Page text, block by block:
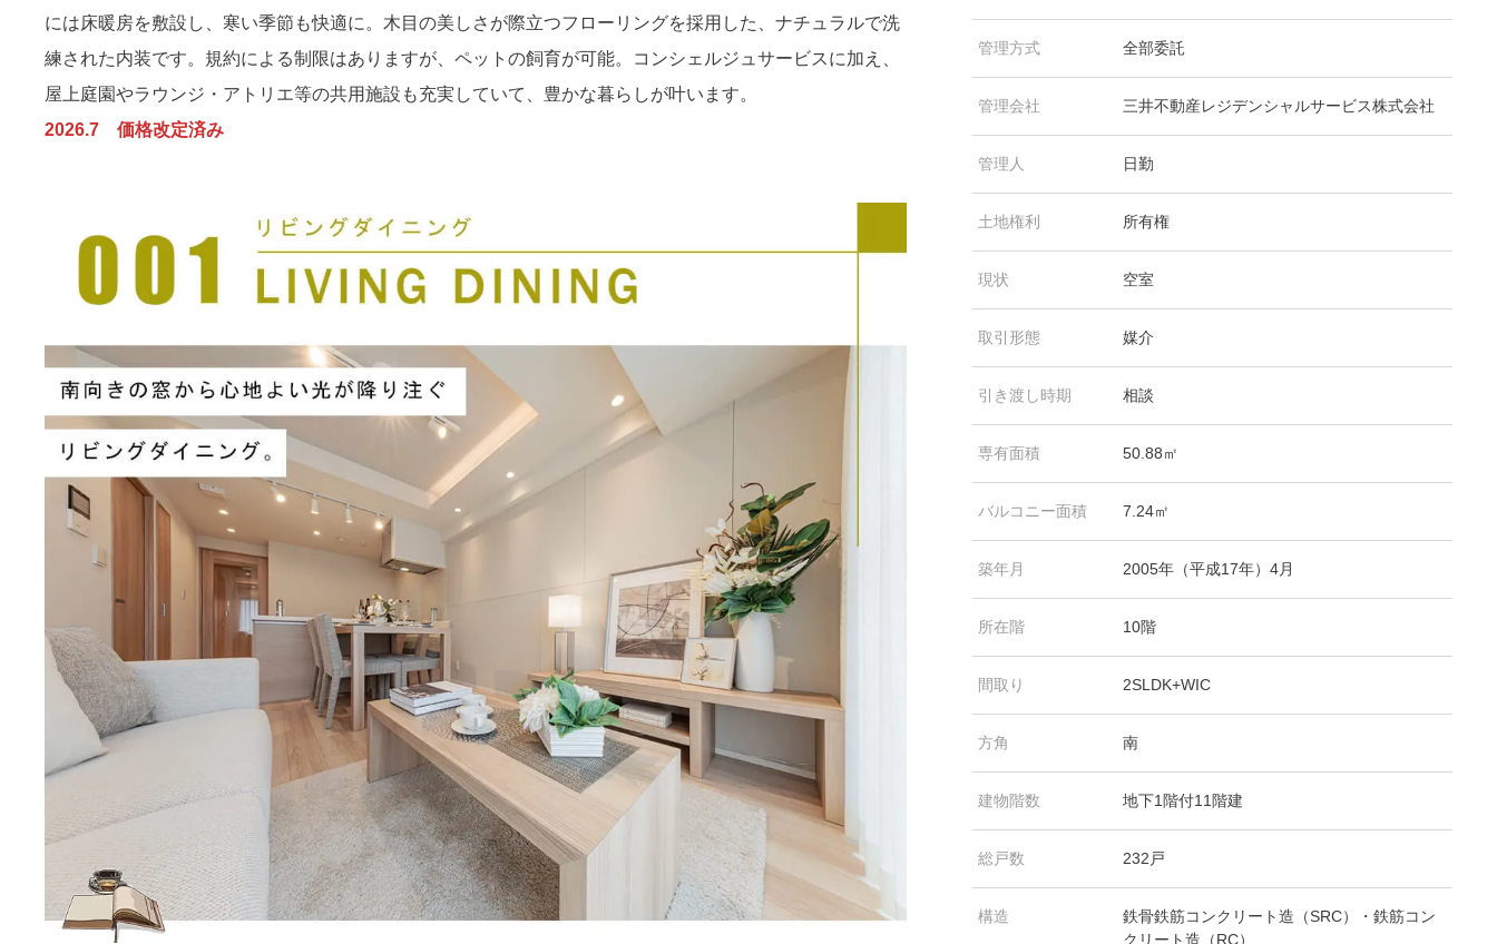
には床暖房を敷設し、寒い季節も快適に。木目の美しさが際立つフローリングを採用した、ナチュラルで洗
練された内装です。規約による制限はありますが、ペットの飼育が可能。コンシェルジュサービスに加え、
屋上庭園やラウンジ・アトリエ等の共用施設も充実していて、豊かな暮らしが叶います。
2026.7 価格改定済み
管理方式 全部委託
管理会社 三井不動産レジデンシャルサービス株式会社
管理人 日勤
土地権利 所有権
現状 空室
取引形態 媒介
引き渡し時期 相談
専有面積 50.88㎡
バルコニー面積 7.24㎡
築年月 2005年（平成17年）4月
所在階 10階
間取り 2SLDK+WIC
方角 南
建物階数 地下1階付11階建
総戸数 232戸
構造
鉄骨鉄筋コンクリート造（SRC）・鉄筋コン
クリート造（RC）